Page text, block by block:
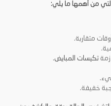
من أهمها ما يلي:
متقاربة.
تكيسات المبايض.
خفيفة.